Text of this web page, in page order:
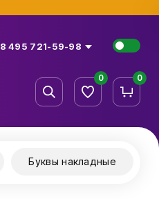
8 495 721-59-98
0 0
Буквы накладные